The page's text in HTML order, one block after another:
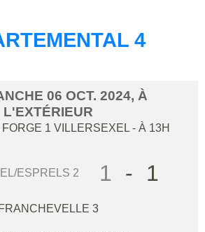
4
06 OCT. 2024, À
L'EXTÉRIEUR
1 VILLERSEXEL - À 13H
ESPRELS 2 1 - 1
FRANCHEVELLE 3